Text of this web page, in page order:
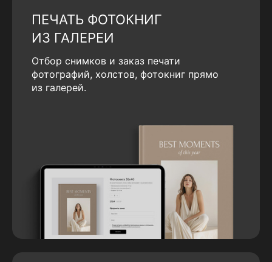
ПЕЧАТЬ ФОТОКНИГ
ИЗ ГАЛЕРЕИ
Отбор снимков и заказ печати
фотографий, холстов, фотокниг прямо
из галерей.